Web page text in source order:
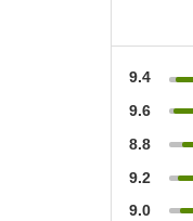
9.4
9.6
8.8
9.2
9.0